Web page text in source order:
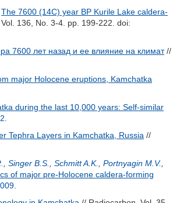
The 7600 (14C) year BP Kurile Lake caldera-
136, No. 3-4. pp. 199-222. doi:
7600 лет назад и ее влияние на климат//
major Holocene eruptions, Kamchatka
during the last 10,000 years: Self-similar
Tephra Layers in Kamchatka, Russia //
Singer B.S. Schmitt A.K. Portnyagin M.V.
of major pre-Holocene caldera-forming